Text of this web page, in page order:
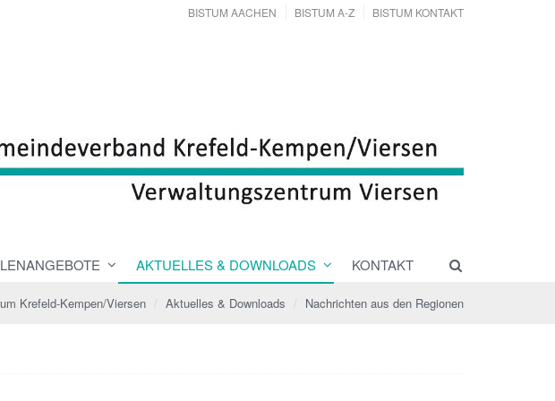
BISTUM AACHEN BISTUM A-Z BISTUM KONTAKT
AKTUELLES & DOWNLOADS KONTAKT
Krefeld-Kempen/Viersen Aktuelles & Downloads Nachrichten aus den Regionen